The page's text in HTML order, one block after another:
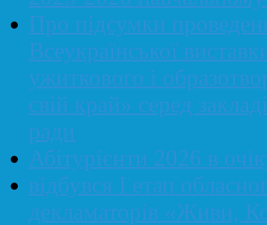
Про підсумки
Всеукраїнської
ужиткового і
свій край» серед
ради
Абітурієнти 2026 в
відбувся І етап
декламаторів «Живи,